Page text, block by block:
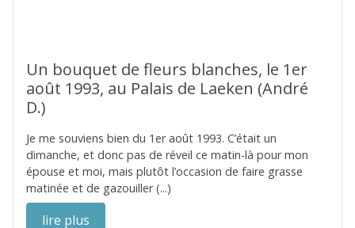
Un bouquet de fleurs blanches, le 1er
août 1993, au Palais de Laeken (André
D.)
Je me souviens bien du 1er août 1993. C’était un
dimanche, et donc pas de réveil ce matin-là pour mon
épouse et moi, mais plutôt l’occasion de faire grasse
matinée et de gazouiller (...)
lire plus